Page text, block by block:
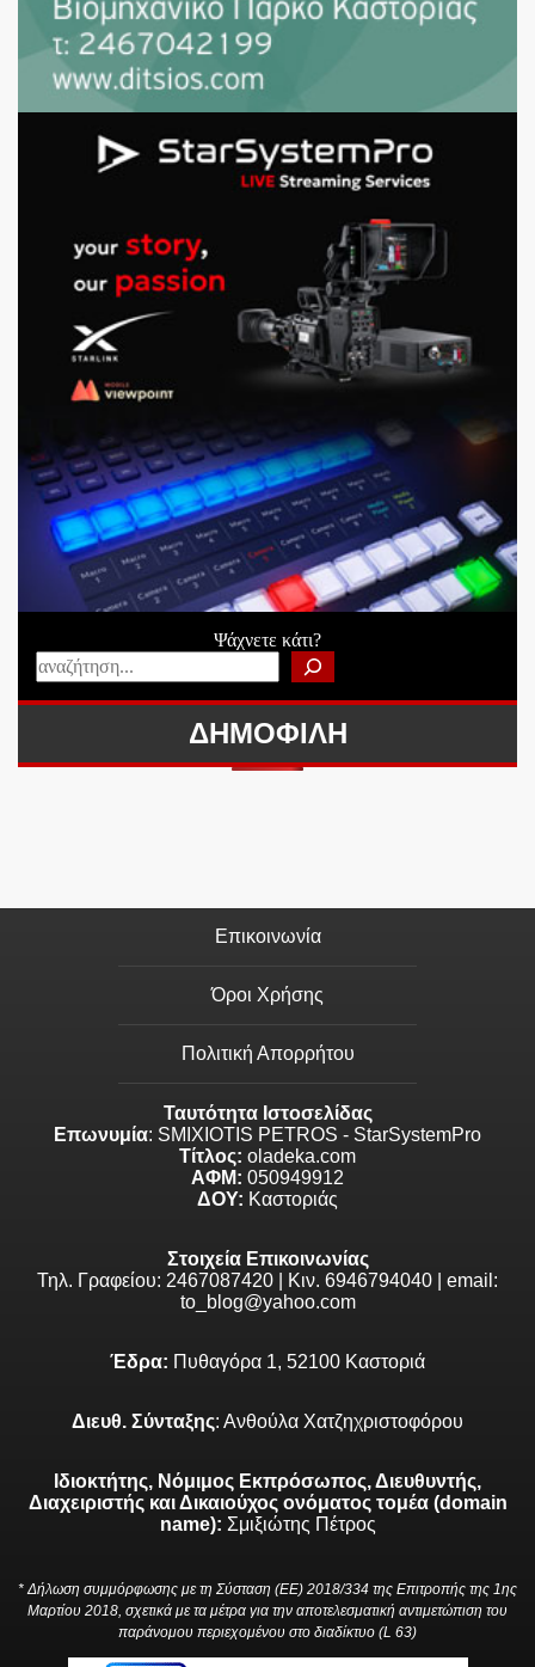
Ψάχνετε κάτι?
ΔΗΜΟΦΙΛΗ
Επικοινωνία
Όροι Χρήσης
Πολιτική Απορρήτου
Ταυτότητα Ιστοσελίδας
Επωνυμία: SMIXIOTIS PETROS - StarSystemPro
Τίτλος: oladeka.com
ΑΦΜ: 050949912
ΔΟΥ: Καστοριάς
Στοιχεία Επικοινωνίας
Τηλ. Γραφείου: 2467087420 | Κιν. 6946794040 | email:
to_blog@yahoo.com
Έδρα: Πυθαγόρα 1, 52100 Καστοριά
Διευθ. Σύνταξης: Ανθούλα Χατζηχριστοφόρου
Ιδιοκτήτης, Νόμιμος Εκπρόσωπος, Διευθυντής,
Διαχειριστής και Δικαιούχος ονόματος τομέα (domain
name): Σμιξιώτης Πέτρος
* Δήλωση συμμόρφωσης με τη Σύσταση (ΕΕ) 2018/334 της Επιτροπής της 1ης
Μαρτίου 2018, σχετικά με τα μέτρα για την αποτελεσματική αντιμετώπιση του
παράνομου περιεχομένου στο διαδίκτυο (L 63)